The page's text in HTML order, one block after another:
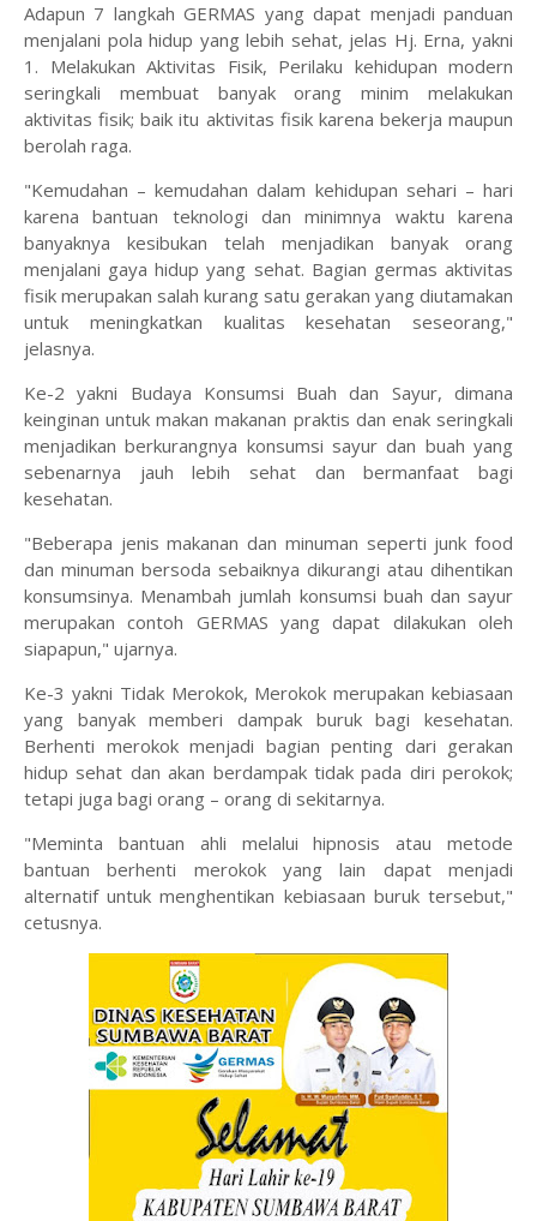
Adapun 7 langkah GERMAS yang dapat menjadi panduan
menjalani pola hidup yang lebih sehat, jelas Hj. Erna, yakni
1. Melakukan Aktivitas Fisik, Perilaku kehidupan modern
seringkali membuat banyak orang minim melakukan
aktivitas fisik; baik itu aktivitas fisik karena bekerja maupun
berolah raga.
"Kemudahan – kemudahan dalam kehidupan sehari – hari
karena bantuan teknologi dan minimnya waktu karena
banyaknya kesibukan telah menjadikan banyak orang
menjalani gaya hidup yang sehat. Bagian germas aktivitas
fisik merupakan salah kurang satu gerakan yang diutamakan
untuk meningkatkan kualitas kesehatan seseorang,"
jelasnya.
Ke-2 yakni Budaya Konsumsi Buah dan Sayur, dimana
keinginan untuk makan makanan praktis dan enak seringkali
menjadikan berkurangnya konsumsi sayur dan buah yang
sebenarnya jauh lebih sehat dan bermanfaat bagi
kesehatan.
"Beberapa jenis makanan dan minuman seperti junk food
dan minuman bersoda sebaiknya dikurangi atau dihentikan
konsumsinya. Menambah jumlah konsumsi buah dan sayur
merupakan contoh GERMAS yang dapat dilakukan oleh
siapapun," ujarnya.
Ke-3 yakni Tidak Merokok, Merokok merupakan kebiasaan
yang banyak memberi dampak buruk bagi kesehatan.
Berhenti merokok menjadi bagian penting dari gerakan
hidup sehat dan akan berdampak tidak pada diri perokok;
tetapi juga bagi orang – orang di sekitarnya.
"Meminta bantuan ahli melalui hipnosis atau metode
bantuan berhenti merokok yang lain dapat menjadi
alternatif untuk menghentikan kebiasaan buruk tersebut,"
cetusnya.